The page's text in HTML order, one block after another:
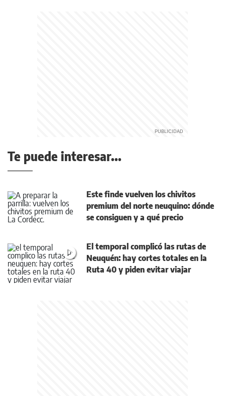
Te puede interesar...
Este finde vuelven los chivitos
premium del norte neuquino: dónde
se consiguen y a qué precio
El temporal complicó las rutas de
Neuquén: hay cortes totales en la
Ruta 40 y piden evitar viajar